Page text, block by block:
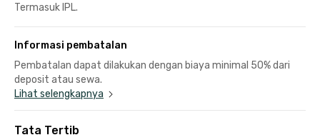
Termasuk IPL.
Informasi pembatalan
Pembatalan dapat dilakukan dengan biaya minimal 50% dari
deposit atau sewa.
Lihat selengkapnya
Tata Tertib